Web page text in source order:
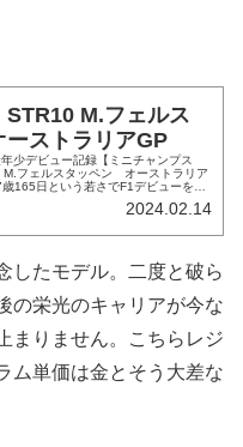
STR10 M.フェルス
ーストラリアGP
少デビュー記録【ミニチャンプス
フェルスタッペン オーストラリア
165日という若さでF1デビューを果
2024.02.14
したモデル。二度と破ら
の栄光のキャリアが今な
まりません。こちらレジ
ム単価は金とそう大差な